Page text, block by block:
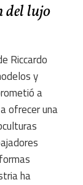
del lujo
Riccardo
y
a
ofrecer una
ha